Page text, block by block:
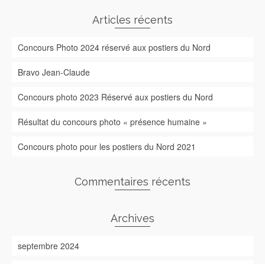
Articles récents
Concours Photo 2024 réservé aux postiers du Nord
Bravo Jean-Claude
Concours photo 2023 Réservé aux postiers du Nord
Résultat du concours photo « présence humaine »
Concours photo pour les postiers du Nord 2021
Commentaires récents
Archives
septembre 2024